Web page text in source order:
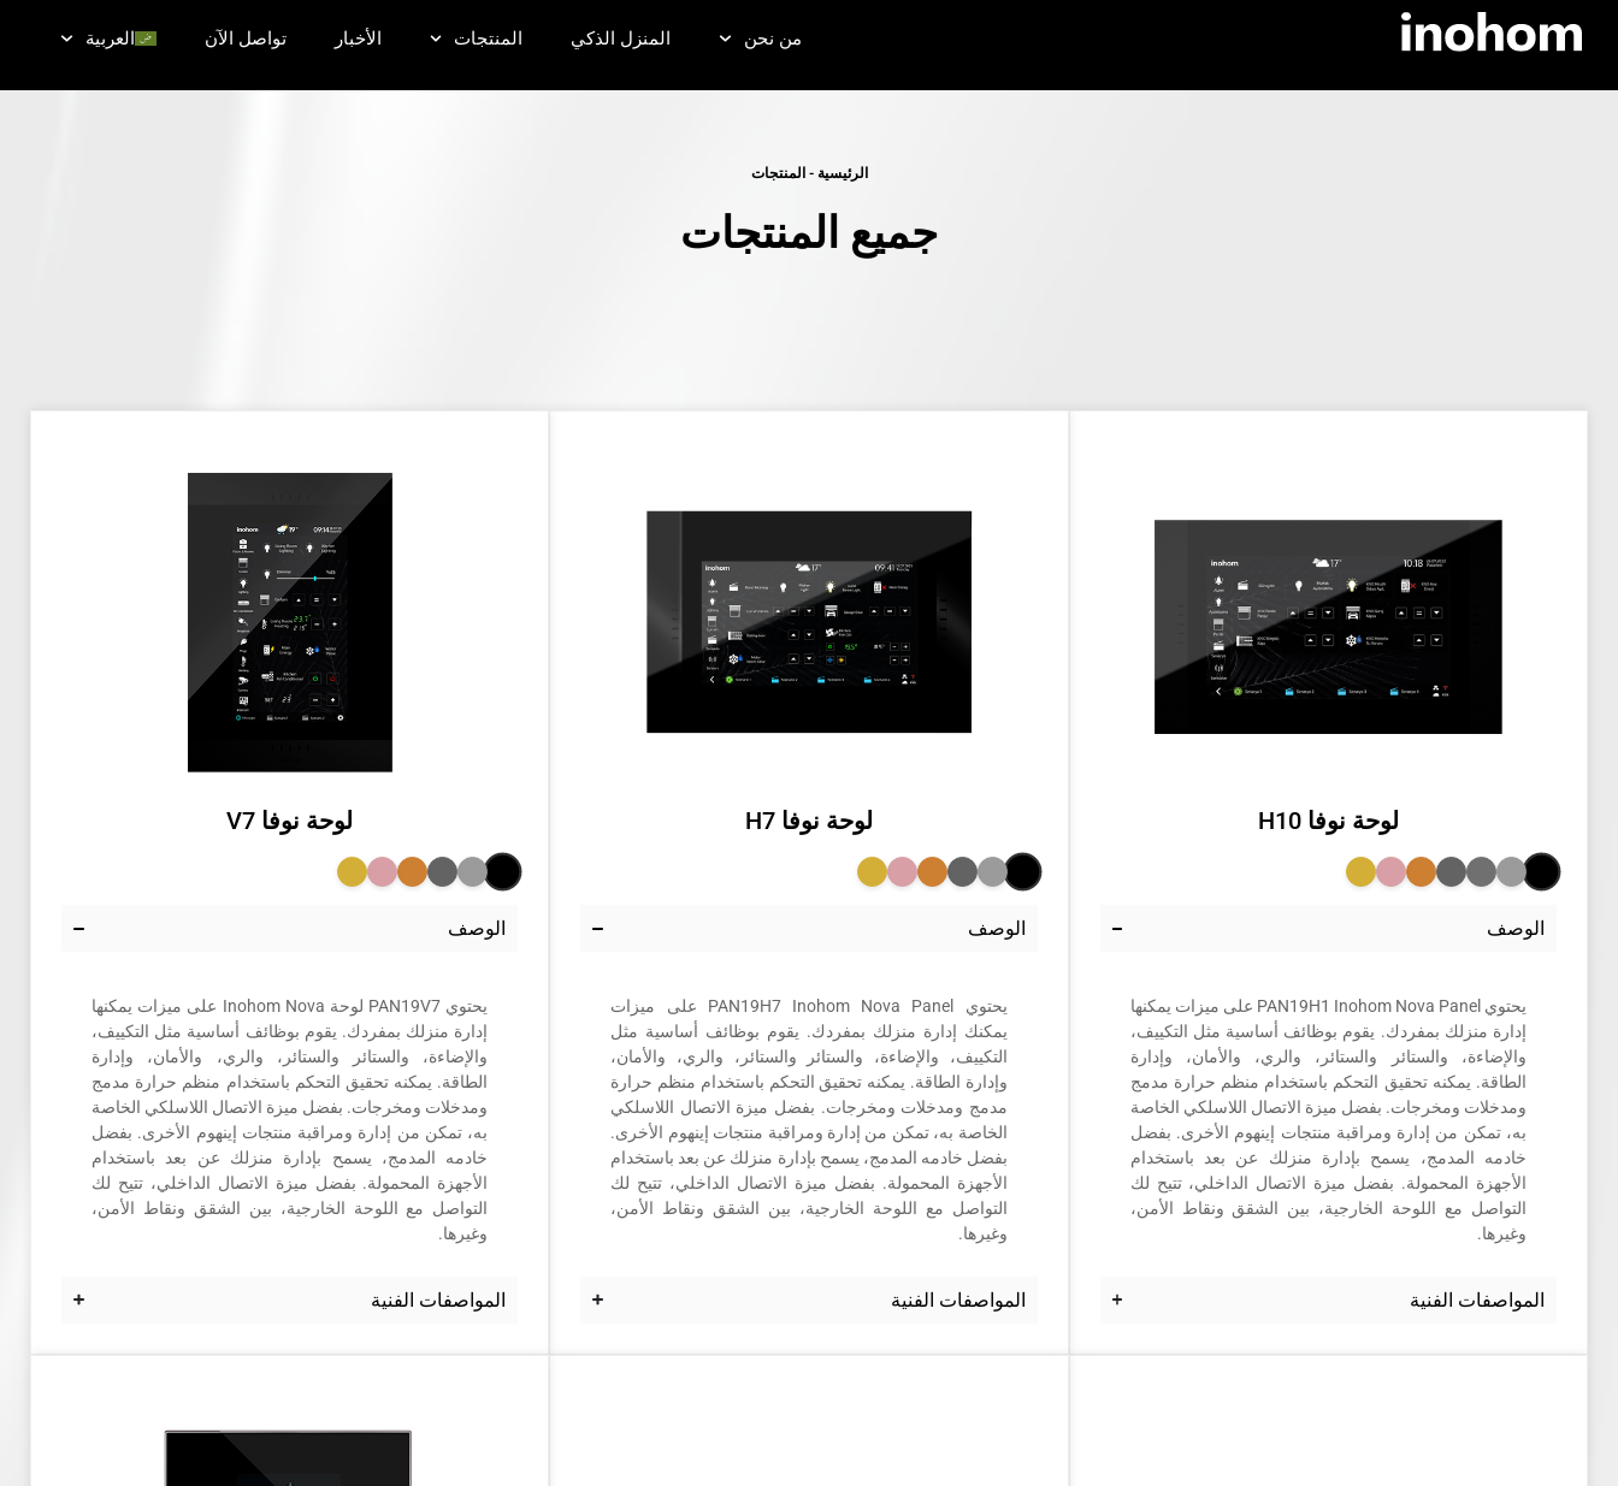
من نحن المنزل الذكي المنتجات الأخبار تواصل الآن العربية
الرئيسية - المنتجات
جميع المنتجات
لوحة نوفا H10
الوصف
يحتوي PAN19H1 Inohom Nova Panel على ميزات يمكنها
إدارة منزلك بمفردك. يقوم بوظائف أساسية مثل التكييف،
والإضاءة، والستائر والستائر، والري، والأمان، وإدارة
الطاقة. يمكنه تحقيق التحكم باستخدام منظم حرارة مدمج
ومدخلات ومخرجات. بفضل ميزة الاتصال اللاسلكي الخاصة
به، تمكن من إدارة ومراقبة منتجات إينهوم الأخرى. بفضل
خادمه المدمج، يسمح بإدارة منزلك عن بعد باستخدام
الأجهزة المحمولة. بفضل ميزة الاتصال الداخلي، تتيح لك
التواصل مع اللوحة الخارجية، بين الشقق ونقاط الأمن،
وغيرها.
المواصفات الفنية
لوحة نوفا
الوصف
يحتوي PAN19H7 Inohom Nova Panel على ميزات
يمكنك إدارة منزلك بمفردك. يقوم بوظائف أساسية مثل
التكييف، والإضاءة، والستائر والستائر، والري، والأمان،
وإدارة الطاقة. يمكنه تحقيق التحكم باستخدام منظم حرارة
مدمج ومدخلات ومخرجات. بفضل ميزة الاتصال اللاسلكي
الخاصة به، تمكن من إدارة ومراقبة منتجات إينهوم الأخرى.
بفضل خادمه المدمج، يسمح بإدارة منزلك عن بعد باستخدام
الأجهزة المحمولة. بفضل ميزة الاتصال الداخلي، تتيح لك
التواصل مع اللوحة الخارجية، بين الشقق ونقاط الأمن،
وغيرها.
المواصفات الفنية
لوحة نوفا
الوصف
يحتوي PAN19V7 لوحة Inohom Nova على ميزات يمكنها
إدارة منزلك بمفردك. يقوم بوظائف أساسية مثل التكييف،
والإضاءة، والستائر والستائر، والري، والأمان، وإدارة
الطاقة. يمكنه تحقيق التحكم باستخدام منظم حرارة مدمج
ومدخلات ومخرجات. بفضل ميزة الاتصال اللاسلكي الخاصة
به، تمكن من إدارة ومراقبة منتجات إينهوم الأخرى. بفضل
خادمه المدمج، يسمح بإدارة منزلك عن بعد باستخدام
الأجهزة المحمولة. بفضل ميزة الاتصال الداخلي، تتيح لك
التواصل مع اللوحة الخارجية، بين الشقق ونقاط الأمن،
وغيرها.
المواصفات الفنية